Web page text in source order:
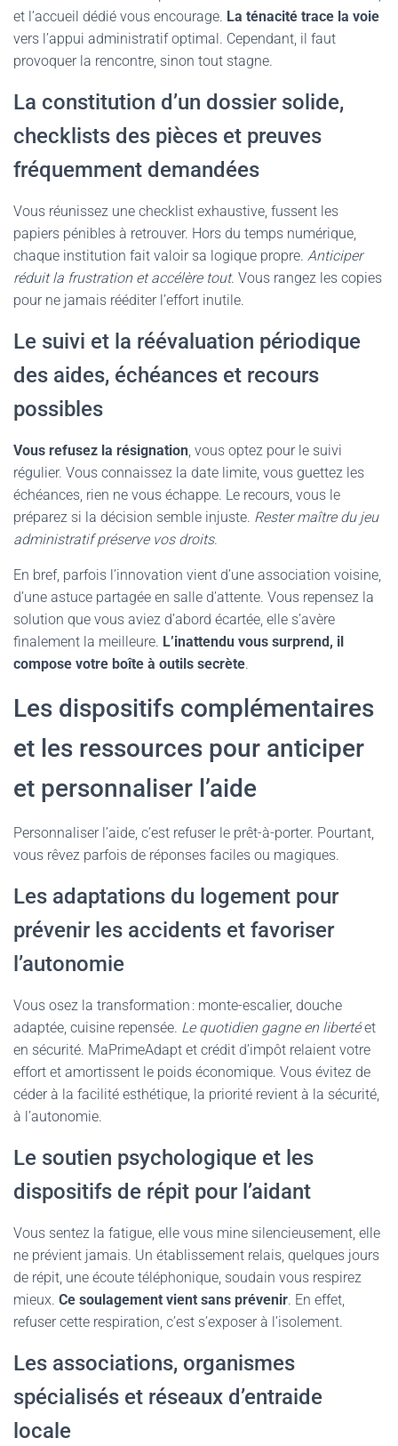
et l’accueil dédié vous encourage. La ténacité trace la voie
vers l’appui administratif optimal. Cependant, il faut
provoquer la rencontre, sinon tout stagne.
La constitution d’un dossier solide,
checklists des pièces et preuves
fréquemment demandées
Vous réunissez une checklist exhaustive, fussent les
papiers pénibles à retrouver. Hors du temps numérique,
chaque institution fait valoir sa logique propre. Anticiper
réduit la frustration et accélère tout. Vous rangez les copies
pour ne jamais rééditer l’effort inutile.
Le suivi et la réévaluation périodique
des aides, échéances et recours
possibles
Vous refusez la résignation, vous optez pour le suivi
régulier. Vous connaissez la date limite, vous guettez les
échéances, rien ne vous échappe. Le recours, vous le
préparez si la décision semble injuste. Rester maître du jeu
administratif préserve vos droits.
En bref, parfois l’innovation vient d’une association voisine,
d’une astuce partagée en salle d’attente. Vous repensez la
solution que vous aviez d’abord écartée, elle s’avère
finalement la meilleure. L’inattendu vous surprend, il
compose votre boîte à outils secrète.
Les dispositifs complémentaires
et les ressources pour anticiper
et personnaliser l’aide
Personnaliser l’aide, c’est refuser le prêt-à-porter. Pourtant,
vous rêvez parfois de réponses faciles ou magiques.
Les adaptations du logement pour
prévenir les accidents et favoriser
l’autonomie
Vous osez la transformation : monte-escalier, douche
adaptée, cuisine repensée. Le quotidien gagne en libertéet
en sécurité. MaPrimeAdapt et crédit d’impôt relaient votre
effort et amortissent le poids économique. Vous évitez de
céder à la facilité esthétique, la priorité revient à la sécurité,
à l’autonomie.
Le soutien psychologique et les
dispositifs de répit pour l’aidant
Vous sentez la fatigue, elle vous mine silencieusement, elle
ne prévient jamais. Un établissement relais, quelques jours
de répit, une écoute téléphonique, soudain vous respirez
mieux. Ce soulagement vient sans prévenir. En effet,
refuser cette respiration, c’est s’exposer à l’isolement.
Les associations, organismes
spécialisés et réseaux d’entraide
locale